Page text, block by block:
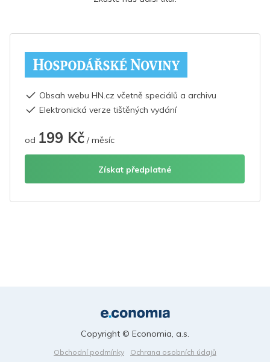
Obsah webu HN.cz včetně speciálů a archivu
Elektronická verze tištěných vydání
od 199 Kč / měsíc
Získat předplatné
Obchodní podmínky
Ochrana osobních údajů
Copyright © Economia, a.s.